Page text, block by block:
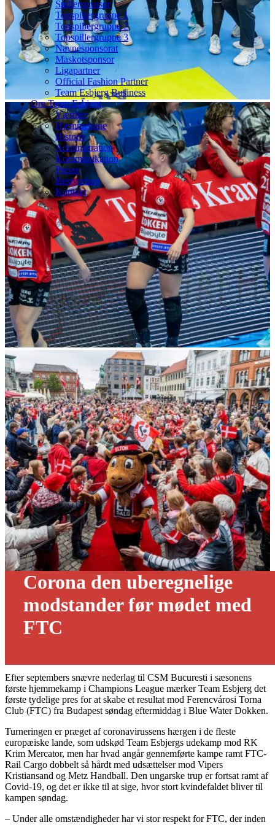
Spillersponsor
Topspillergruppe 1
Topspillergruppe 2
Topspillergruppe 3
Navnesponsorat
Maskotsponsor
Ligapartner
Official Fashion Partner
Team Esbjerg Business
Om Team Esbjerg
Værdier
Hjemmebane
Historie
Administration
Kommunikation
Presse
Bestyrelsen
Kontakt
Corona den uberegnelige
modstander før mødet med
FTC
Efter septembers snævre nederlag til CSM Bucuresti i sæsonens
første hjemmekamp i Champions League mærker Team Esbjerg det
første tydelige pres for at skabe et resultat mod Ferencvárosi Torna
Club (FTC) fra Budapest søndag eftermiddag i Blue Water Dokken.
Turneringen er præget af coronavirussens hærgen i de fleste
europæiske lande, som udskød Team Esbjergs udekamp mod RK
Krim Mercator, men har hvad angår gennemførte kampe ramt FTC-
Rail Cargo dobbelt så hårdt med udsættelser mod Vipers
Kristiansand og Metz Handball. Den ungarske trup er fortsat ramt af
Covid-19, og det er ikke til at sige, hvor stort kvindefaldet bliver til
kampen søndag.
– Under alle omstændigheder har vi stor respekt for FTC, der inden